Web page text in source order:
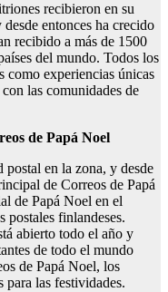
recibieron en su
desde entonces ha crecido
recibido a más de 1500
del mundo. Todos los
como experiencias únicas
las comunidades de
de Papá Noel
postal en la zona, y desde
de Correos de Papá
de Papá Noel en el
postales finlandeses.
abierto todo el año y
de todo el mundo
de Papá Noel, los
para las festividades.